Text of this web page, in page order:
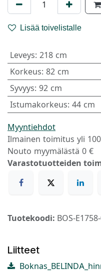
Lisää toivelistalle
Leveys: 218 cm
Korkeus: 82 cm
Syvyys: 92 cm
Istumakorkeus: 44 cm
Myyntiehdot
Ilmainen toimitus yli
Nouto myymälästä 0 €
Varastotuotteiden
Tuotekoodi: BOS-
Liitteet